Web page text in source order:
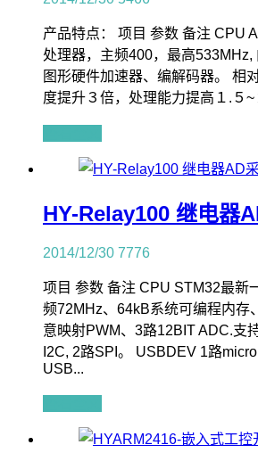
产品特点： 项目 参数 备注 CPU
处理器，主频400，最高533MHz,
图形硬件加速器、编解码器。 相
度提升３倍，处理能力提高１.５
HY-Relay100 继电器
2014/12/30 7776
项目 参数 备注 CPU STM32最新
频72MHz、64kB系统可编程内存
意映射PWM、3路12BIT ADC.支
I2C, 2路SPI。 USBDEV 1路
USB...